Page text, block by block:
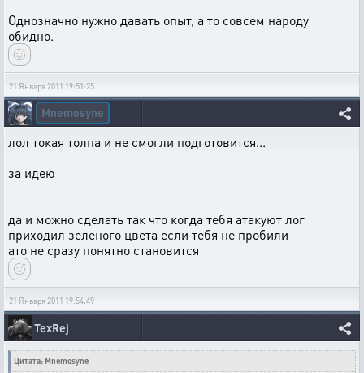
Однозначно нужно давать опыт, а то совсем народу
обидно.
21 Января 2011 19:51:25
Mnemosyne
лол токая толпа и не смогли подготовится...
за идею
да и можно сделать так что когда тебя атакуют лог
приходил зеленого цвета если тебя не пробили
ато не сразу понятно становится
21 Января 2011 19:54:49
TexRej
Цитата: Mnemosyne